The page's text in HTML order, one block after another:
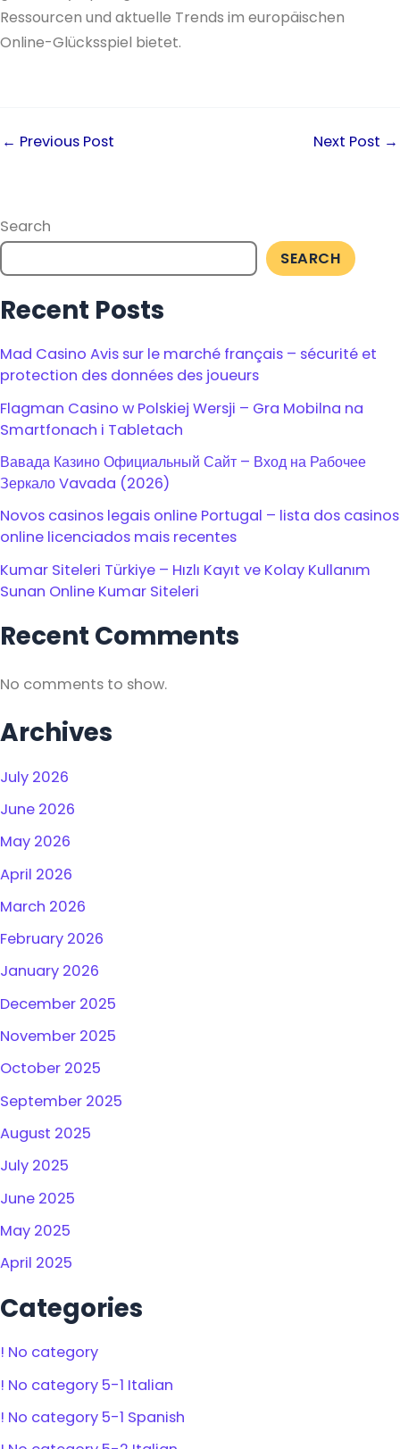
Ressourcen und aktuelle Trends im europäischen
Online-Glücksspiel bietet.
← Previous Post Next Post →
Search
SEARCH
Recent Posts
Mad Casino Avis sur le marché français – sécurité et
protection des données des joueurs
Flagman Casino w Polskiej Wersji – Gra Mobilna na
Smartfonach i Tabletach
Вавада Казино Официальный Сайт – Вход на Рабочее
Зеркало Vavada (2026)
Novos casinos legais online Portugal – lista dos casinos
online licenciados mais recentes
Kumar Siteleri Türkiye – Hızlı Kayıt ve Kolay Kullanım
Sunan Online Kumar Siteleri
Recent Comments
No comments to show.
Archives
July 2026
June 2026
May 2026
April 2026
March 2026
February 2026
January 2026
December 2025
November 2025
October 2025
September 2025
August 2025
July 2025
June 2025
May 2025
April 2025
Categories
! No category
! No category 5-1 Italian
! No category 5-1 Spanish